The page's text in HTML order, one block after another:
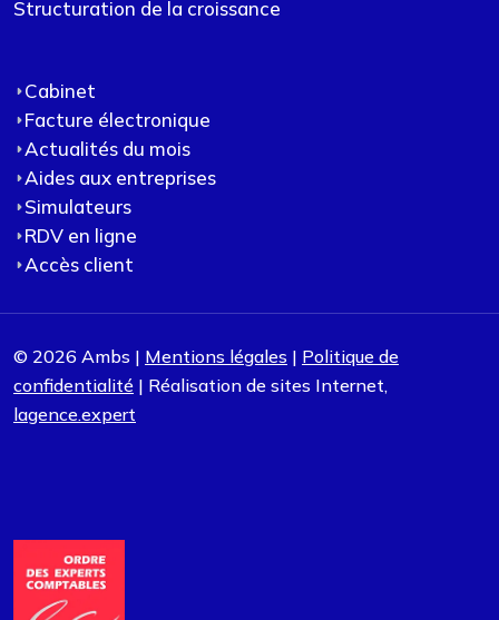
Structuration de la croissance
Cabinet
Facture électronique
Actualités du mois
Aides aux entreprises
Simulateurs
RDV en ligne
Accès client
© 2026 Ambs | Mentions légales | Politique de
confidentialité | Réalisation de sites Internet,
lagence.expert